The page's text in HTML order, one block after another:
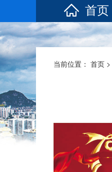
首页
当前位置： 首页 >